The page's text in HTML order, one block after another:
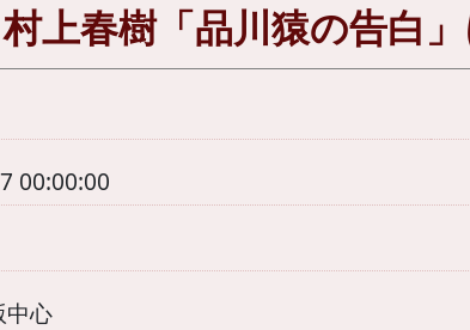
上春樹「品川猿の告白
00:00:00
中心